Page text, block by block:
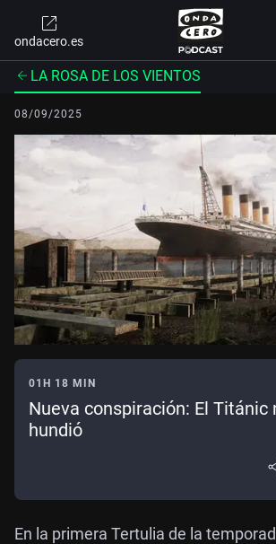
ondacero.es
LA ROSA DE LOS VIENTOS
08/09/2025
01H 18 MIN
Nueva conspiración: El Titánic
hundió
En la primera Tertulia de la